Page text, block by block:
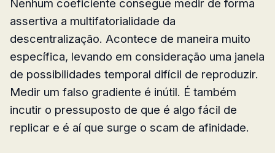
Nenhum coeficiente consegue medir de forma
assertiva a multifatorialidade da
descentralização. Acontece de maneira muito
específica, levando em consideração uma janela
de possibilidades temporal difícil de reproduzir.
Medir um falso gradiente é inútil. É também
incutir o pressuposto de que é algo fácil de
replicar e é aí que surge o scam de afinidade.